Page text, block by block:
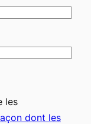
les
dont les